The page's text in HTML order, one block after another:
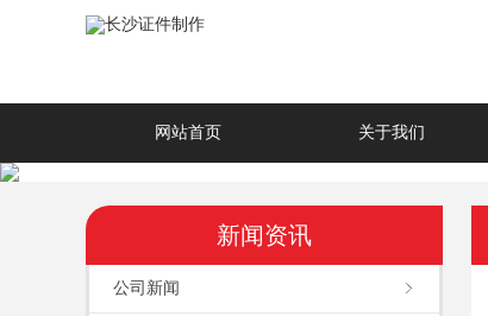
网站首页 关于我们
新闻资讯
公司新闻